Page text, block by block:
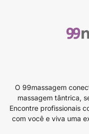
O 99massagem
massagem tântrica,
Encontre profissionais
com você e viva uma